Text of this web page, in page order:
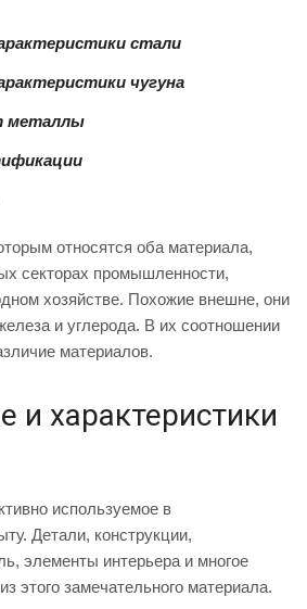
стали
чугуна
металлы
относятся оба материала,
секторах промышленности,
хозяйстве. Похожие внешне, они
и углерода. В их соотношении
материалов.
и характеристики
используемое в
Детали, конструкции,
элементы интерьера и многое
этого замечательного материала.